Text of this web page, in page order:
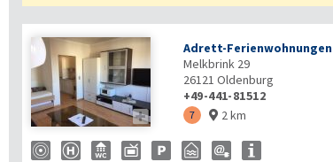

Adrett-Ferienwohnungen
Melkbrink 29
26121 Oldenburg
+49-441-81512
7  2 km